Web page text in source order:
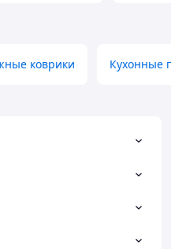
коврики Кухонные